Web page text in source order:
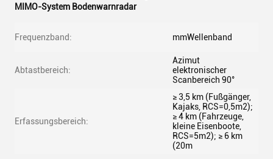
MIMO-System Bodenwarnradar
Frequenzband: mmWellenband
Abtastbereich:
Azimut
elektronischer
Scanbereich 90°
Erfassungsbereich:
≥ 3,5 km (Fußgänger,
Kajaks, RCS=0,5m2);
≥ 4 km (Fahrzeuge,
kleine Eisenboote,
RCS=5m2); ≥ 6 km
(20m